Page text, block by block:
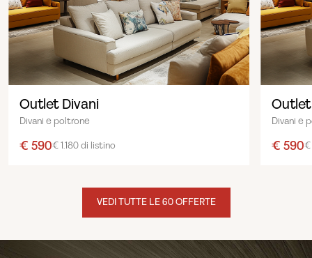
Outlet Divani
Divani e poltrone
€ 590€ 1.180 di listino
Divani e
€ 590€
VEDI TUTTE LE 60 OFFERTE